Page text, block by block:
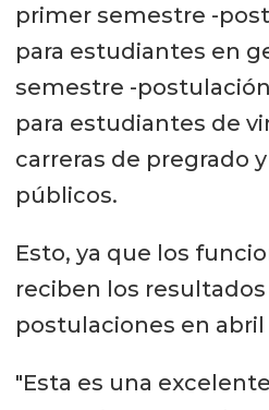
primer semestre -
para estudiantes en
semestre -
para estudiantes de
carreras de pregrado
públicos.
Esto, ya que los
reciben los resultados
postulaciones en abril
"Esta es una